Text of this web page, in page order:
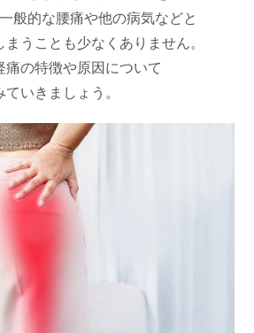
般的な腰痛や他の病気などと
まうことも少なくありません。
痛の特徴や原因について
ていきましょう。